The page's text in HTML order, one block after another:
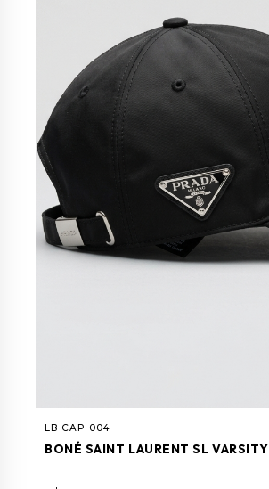
LB-CAP-004
BONÉ SAINT LAURENT SL VARSITY